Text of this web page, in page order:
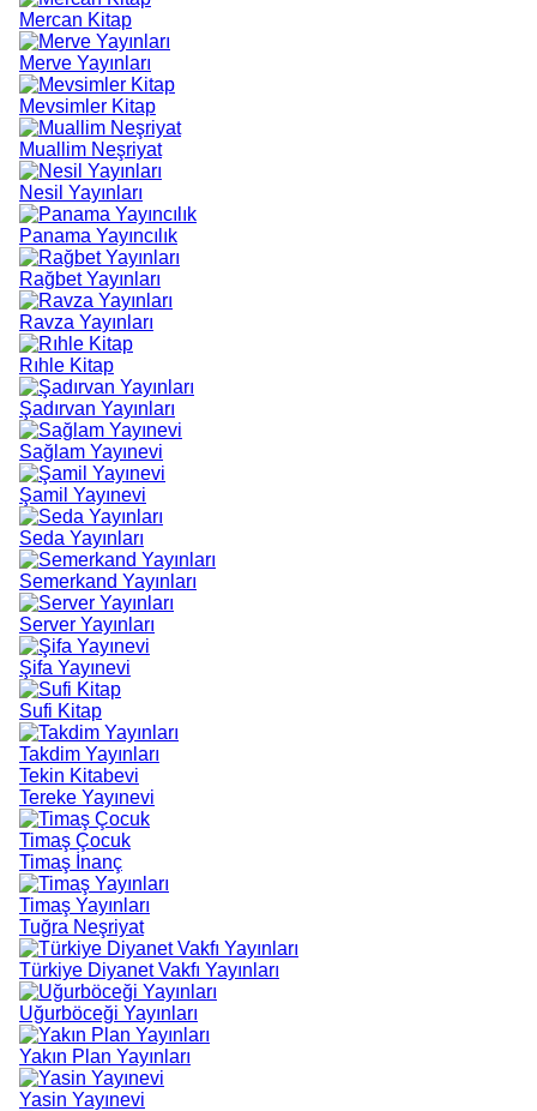
Mercan Kitap
Merve Yayınları
Mevsimler Kitap
Muallim Neşriyat
Nesil Yayınları
Panama Yayıncılık
Rağbet Yayınları
Ravza Yayınları
Rıhle Kitap
Şadırvan Yayınları
Sağlam Yayınevi
Şamil Yayınevi
Seda Yayınları
Semerkand Yayınları
Server Yayınları
Şifa Yayınevi
Sufi Kitap
Takdim Yayınları
Tekin Kitabevi
Tereke Yayınevi
Timaş Çocuk
Timaş İnanç
Timaş Yayınları
Tuğra Neşriyat
Türkiye Diyanet Vakfı Yayınları
Uğurböceği Yayınları
Yakın Plan Yayınları
Yasin Yayınevi